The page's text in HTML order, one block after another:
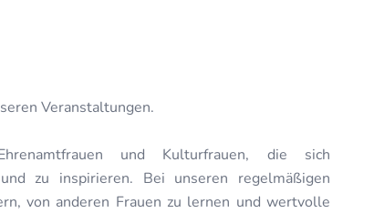
Veranstaltungen.
und Kulturfrauen, die sich
zu inspirieren. Bei unseren regelmäßigen
von anderen Frauen zu lernen und wertvolle